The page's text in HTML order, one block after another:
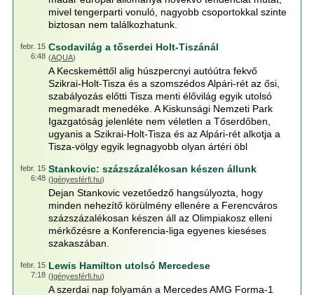
mivel tengerparti vonuló, nagyobb csoportokkal szinte
biztosan nem találkozhatunk.
febr. 15
6:48
Csodavilág a tőserdei Holt-Tiszánál
(AQUA)
A Kecskeméttől alig húszpercnyi autóútra fekvő
Szikrai-Holt-Tisza és a szomszédos Alpári-rét az ősi,
szabályozás előtti Tisza menti élővilág egyik utolsó
megmaradt menedéke. A Kiskunsági Nemzeti Park
Igazgatóság jelenléte nem véletlen a Tőserdőben,
ugyanis a Szikrai-Holt-Tisza és az Alpári-rét alkotja a
Tisza-völgy egyik legnagyobb olyan ártéri öbl
febr. 15
6:48
Stankovic: százszázalékosan készen állunk
(Igényesférfi.hu)
Dejan Stankovic vezetőedző hangsúlyozta, hogy
minden nehezítő körülmény ellenére a Ferencváros
százszázalékosan készen áll az Olimpiakosz elleni
mérkőzésre a Konferencia-liga egyenes kieséses
szakaszában.
febr. 15
7:18
Lewis Hamilton utolsó Mercedese
(Igényesférfi.hu)
A szerdai nap folyamán a Mercedes AMG Forma-1